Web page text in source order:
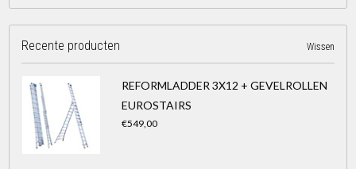
Recente producten Wissen
REFORMLADDER 3X12 + GEVELROLLEN
EUROSTAIRS
€549,00